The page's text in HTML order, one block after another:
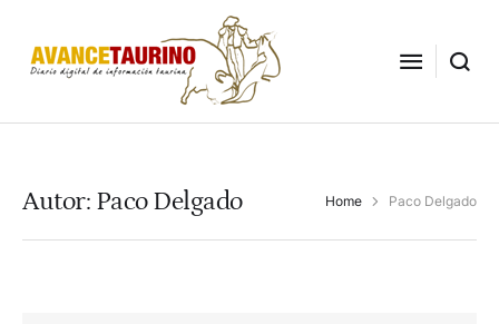
Autor: Paco Delgado Home Paco Delgado